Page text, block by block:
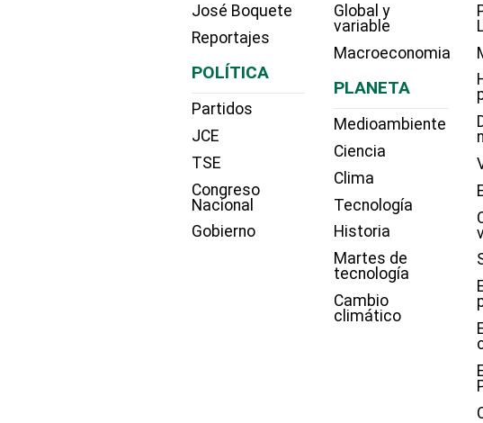
José Boquete
Reportajes
POLÍTICA
Partidos
JCE
TSE
Congreso
Nacional
Gobierno
Global y
variable
Macroeconomia
PLANETA
Medioambiente
Ciencia
Clima
Tecnología
Historia
Martes de
tecnología
Cambio
climático